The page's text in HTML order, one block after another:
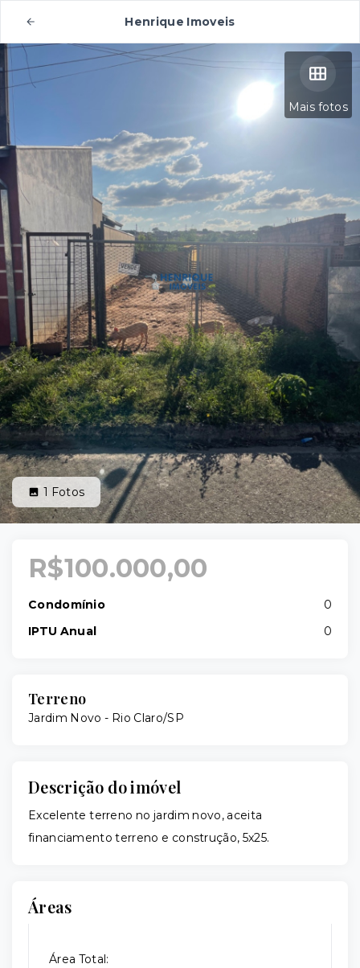
Henrique Imoveis
Mais fotos
1 Fotos
R$100.000,00
Condomínio
0
IPTU Anual
0
Terreno
Jardim Novo - Rio Claro/SP
Descrição do imóvel
Excelente terreno no jardim novo, aceita
financiamento terreno e construção, 5x25.
Áreas
Área Total: